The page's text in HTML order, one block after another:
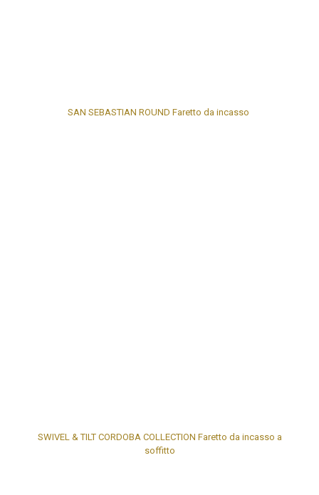
SAN SEBASTIAN ROUND Faretto da incasso
SWIVEL & TILT CORDOBA COLLECTION Faretto da incasso a
soffitto